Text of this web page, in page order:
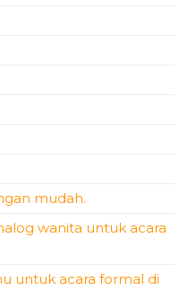
mudah.
wanita untuk acara
untuk acara formal di